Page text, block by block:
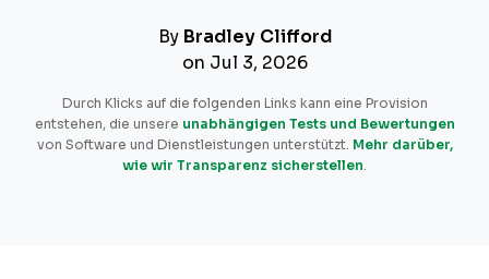
By Bradley Clifford
on Jul 3, 2026
Durch Klicks auf die folgenden Links kann eine Provision
entstehen, die unsere unabhängigen Tests und Bewertungen
von Software und Dienstleistungen unterstützt. Mehr darüber,
wie wir Transparenz sicherstellen.